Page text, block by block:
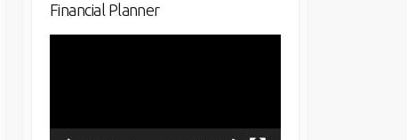
Financial Planner